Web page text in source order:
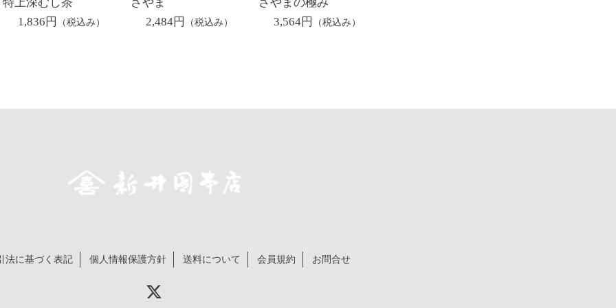
1,836円
（税込み）
2,484円
（税込み）
3,564円
（税込み）
法に基づく表記 個人情報保護方針 送料について 会員規約 お問合せ